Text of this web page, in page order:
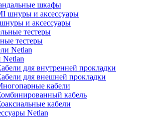
шкафы
и аксессуары
тестеры
Netlan
для внутренней прокладки
для внешней прокладки
кабели
кабель
кабели